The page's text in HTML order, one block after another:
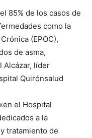
85% de los casos de
como la
(EPOC),
de asma,
Alcázar, líder
Quirónsalud
el Hospital
a la
tratamiento de